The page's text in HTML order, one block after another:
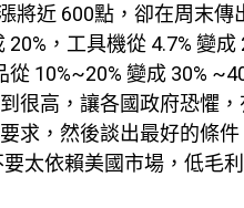
將近 600點，卻在周末傳
，工具機從 4.7% 變成
10%~20% 變成 30%
很高，讓各國政府恐懼
求，然後談出最好的條
太依賴美國市場，低毛